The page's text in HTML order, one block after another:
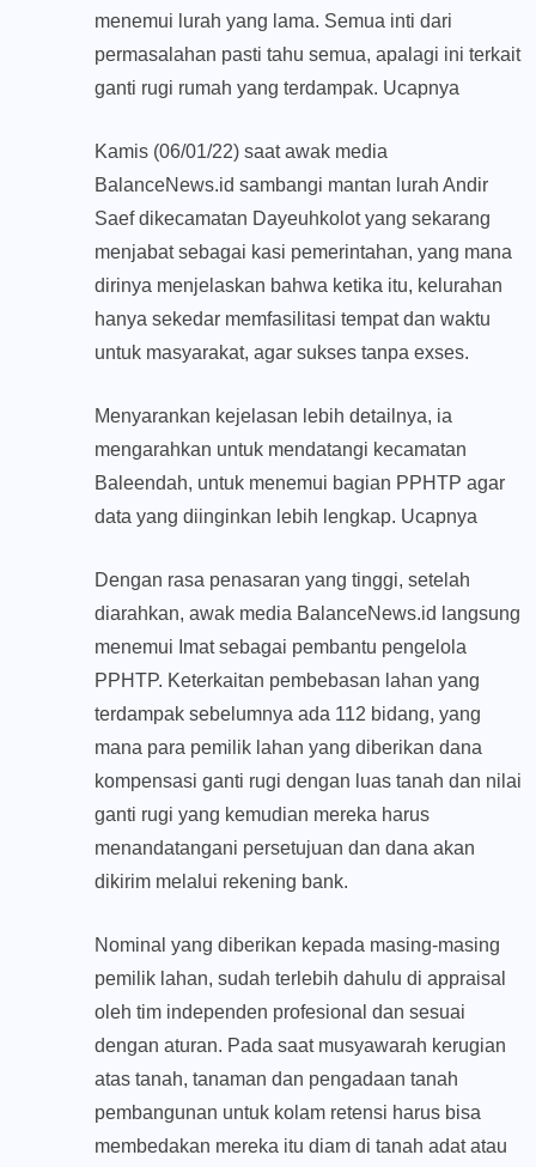
menemui lurah yang lama. Semua inti dari
permasalahan pasti tahu semua, apalagi ini terkait
ganti rugi rumah yang terdampak. Ucapnya
Kamis (06/01/22) saat awak media
BalanceNews.id sambangi mantan lurah Andir
Saef dikecamatan Dayeuhkolot yang sekarang
menjabat sebagai kasi pemerintahan, yang mana
dirinya menjelaskan bahwa ketika itu, kelurahan
hanya sekedar memfasilitasi tempat dan waktu
untuk masyarakat, agar sukses tanpa exses.
Menyarankan kejelasan lebih detailnya, ia
mengarahkan untuk mendatangi kecamatan
Baleendah, untuk menemui bagian PPHTP agar
data yang diinginkan lebih lengkap. Ucapnya
Dengan rasa penasaran yang tinggi, setelah
diarahkan, awak media BalanceNews.id langsung
menemui Imat sebagai pembantu pengelola
PPHTP. Keterkaitan pembebasan lahan yang
terdampak sebelumnya ada 112 bidang, yang
mana para pemilik lahan yang diberikan dana
kompensasi ganti rugi dengan luas tanah dan nilai
ganti rugi yang kemudian mereka harus
menandatangani persetujuan dan dana akan
dikirim melalui rekening bank.
Nominal yang diberikan kepada masing-masing
pemilik lahan, sudah terlebih dahulu di appraisal
oleh tim independen profesional dan sesuai
dengan aturan. Pada saat musyawarah kerugian
atas tanah, tanaman dan pengadaan tanah
pembangunan untuk kolam retensi harus bisa
membedakan mereka itu diam di tanah adat atau